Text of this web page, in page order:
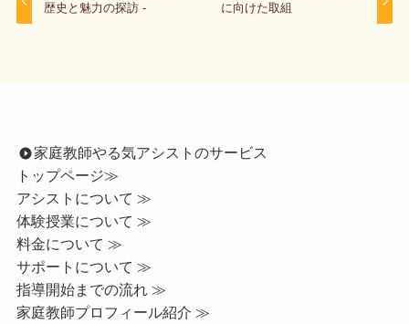
歴史と魅力の探訪 -
に向けた取組
家庭教師やる気アシストのサービス
トップページ≫
アシストについて ≫
体験授業について ≫
料金について ≫
サポートについて ≫
指導開始までの流れ ≫
家庭教師プロフィール紹介 ≫